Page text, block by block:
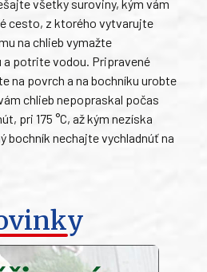
všetky suroviny, kým vám
cesto, z ktorého vytvarujte
na chlieb vymažte
potrite vodou. Pripravené
na povrch a na bochníku urobte
chlieb nepopraskal počas
pri 175 °C, až kým nezíska
bochník nechajte vychladnúť na